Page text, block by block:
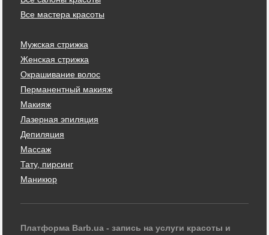
Все мастера красоты
Мужская стрижка
Женская стрижка
Окрашивание волос
Перманентный макияж
Макияж
Лазерная эпиляция
Депиляция
Массаж
Тату, пирсинг
Маникюр
Платформа Barb.ua - запись на услуги красоты и